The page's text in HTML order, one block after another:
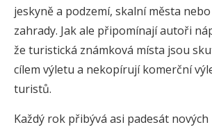
jeskyně a podzemí, skalní města
zahrady. Jak ale připomínají autoři
že turistická známková místa jsou
cílem výletu a nekopírují komerční
turistů.
Každý rok přibývá asi padesát